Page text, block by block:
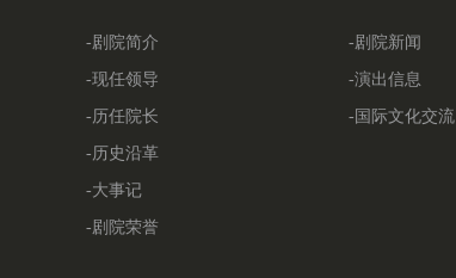
-剧院简介
-现任领导
-历任院长
-历史沿革
-大事记
-剧院荣誉
-剧院新闻
-演出信息
-国际文化交流